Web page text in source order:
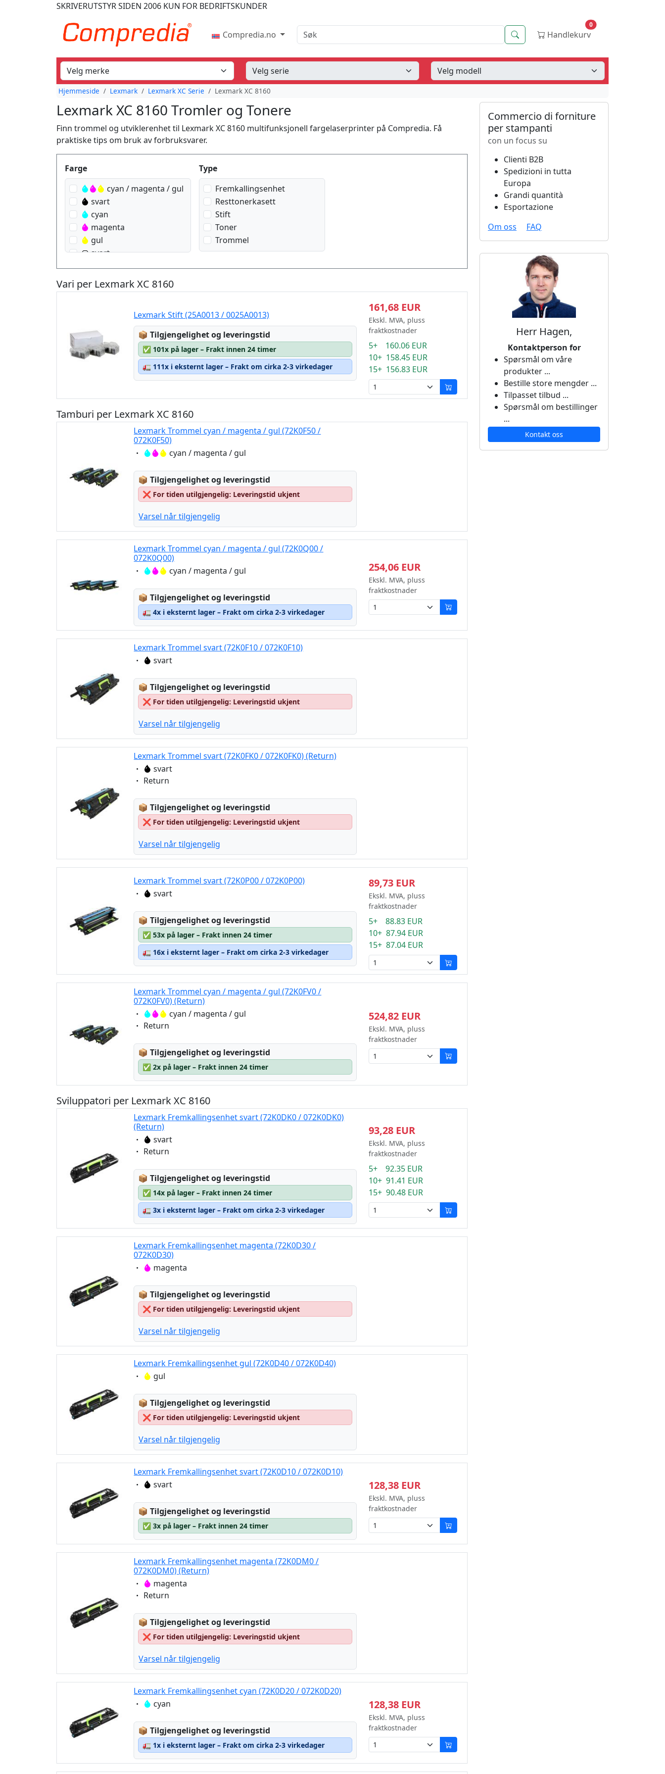
SKRIVERUTSTYRSIDEN 2006 KUN FOR BEDRIFTSKUNDER
Compredia.no Søk Handlekurv
0
Hjemmeside Lexmark Lexmark XC Serie Lexmark XC 8160
Lexmark XC 8160 Tromler og Tonere
Finn trommel og utviklerenhet til Lexmark XC 8160 multifunksjonell fargelaserprinter på Compredia. Få
praktiske tips om bruk av forbruksvarer.
Produktfilter
Farge
cyan / magenta / gul
svart
cyan
magenta
gul
svart
Type
Fremkallingsenhet
Resttonerkasett
Stift
Toner
Trommel
Vari per Lexmark XC 8160
Lexmark Stift (25A0013 / 0025A0013)
📦Lagerstatus:
Tilgjengelighet og leveringstid
✅ 101x på lager – Frakt innen 24 timer
🚛 111x i eksternt lager – Frakt om cirka 2-3 virkedager
161,68 EUR
Ekskl. MVA, pluss
fraktkostnader
5+ 160.06 EUR
10+ 158.45 EUR
15+ 156.83 EUR
Tamburi per Lexmark XC 8160
Lexmark Trommel cyan / magenta / gul (72K0F50 /
072K0F50)
Eigenschaft:cyan / magenta / gul
📦Lagerstatus:
Tilgjengelighet og leveringstid
❌ For tiden utilgjengelig: Leveringstid ukjent
Varsel når tilgjengelig
Lexmark Trommel cyan / magenta / gul (72K0Q00 /
072K0Q00)
Eigenschaft:cyan / magenta / gul
📦Lagerstatus:
Tilgjengelighet og leveringstid
🚛 4x i eksternt lager – Frakt om cirka 2-3 virkedager
254,06 EUR
Ekskl. MVA, pluss
fraktkostnader
Lexmark Trommel svart (72K0F10 / 072K0F10)
Eigenschaft:
svart
📦Lagerstatus:
Tilgjengelighet og leveringstid
❌ For tiden utilgjengelig: Leveringstid ukjent
Varsel når tilgjengelig
Lexmark Trommel svart (72K0FK0 / 072K0FK0) (Return)
Eigenschaft:
svart
Eigenschaft:
Return
📦Lagerstatus:
Tilgjengelighet og leveringstid
❌ For tiden utilgjengelig: Leveringstid ukjent
Varsel når tilgjengelig
Lexmark Trommel svart (72K0P00 / 072K0P00)
Eigenschaft:
svart
📦Lagerstatus:
Tilgjengelighet og leveringstid
✅ 53x på lager – Frakt innen 24 timer
🚛 16x i eksternt lager – Frakt om cirka 2-3 virkedager
89,73 EUR
Ekskl. MVA, pluss
fraktkostnader
5+ 88.83 EUR
10+ 87.94 EUR
15+ 87.04 EUR
Lexmark Trommel cyan / magenta / gul (72K0FV0 /
072K0FV0) (Return)
Eigenschaft:cyan / magenta / gul
Eigenschaft:
Return
📦Lagerstatus:
Tilgjengelighet og leveringstid
✅ 2x på lager – Frakt innen 24 timer
524,82 EUR
Ekskl. MVA, pluss
fraktkostnader
Sviluppatori per Lexmark XC 8160
Lexmark Fremkallingsenhet svart (72K0DK0 / 072K0DK0)
(Return)
Eigenschaft:
svart
Eigenschaft:
Return
📦Lagerstatus:
Tilgjengelighet og leveringstid
✅ 14x på lager – Frakt innen 24 timer
🚛 3x i eksternt lager – Frakt om cirka 2-3 virkedager
93,28 EUR
Ekskl. MVA, pluss
fraktkostnader
5+ 92.35 EUR
10+ 91.41 EUR
15+ 90.48 EUR
Lexmark Fremkallingsenhet magenta (72K0D30 /
072K0D30)
Eigenschaft:
magenta
📦Lagerstatus:
Tilgjengelighet og leveringstid
❌ For tiden utilgjengelig: Leveringstid ukjent
Varsel når tilgjengelig
Lexmark Fremkallingsenhet gul (72K0D40 / 072K0D40)
Eigenschaft:
gul
📦Lagerstatus:
Tilgjengelighet og leveringstid
❌ For tiden utilgjengelig: Leveringstid ukjent
Varsel når tilgjengelig
Lexmark Fremkallingsenhet svart (72K0D10 / 072K0D10)
Eigenschaft:
svart
📦Lagerstatus:
Tilgjengelighet og leveringstid
✅ 3x på lager – Frakt innen 24 timer
128,38 EUR
Ekskl. MVA, pluss
fraktkostnader
Lexmark Fremkallingsenhet magenta (72K0DM0 /
072K0DM0) (Return)
Eigenschaft:
magenta
Eigenschaft:
Return
📦Lagerstatus:
Tilgjengelighet og leveringstid
❌ For tiden utilgjengelig: Leveringstid ukjent
Varsel når tilgjengelig
Lexmark Fremkallingsenhet cyan (72K0D20 / 072K0D20)
Eigenschaft:
cyan
📦Lagerstatus:
Tilgjengelighet og leveringstid
🚛 1x i eksternt lager – Frakt om cirka 2-3 virkedager
128,38 EUR
Ekskl. MVA, pluss
fraktkostnader
Commercio di forniture
per stampanti
con un focus su
Clienti B2B
Spedizioni in tutta
Europa
Grandi quantità
Esportazione
Om oss
FAQ
Herr Hagen,
Kontaktperson for
Spørsmål om våre
produkter ...
Bestille store mengder ...
Tilpasset tilbud ...
Spørsmål om bestillinger
...
Kontakt oss